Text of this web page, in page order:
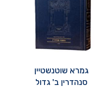
גמרא שוטנשטיין
סנהדרין ב' גדול